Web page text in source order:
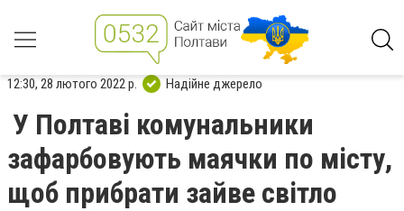
12:30, 28 лютого 2022 р. Надійне джерело
У Полтаві комунальники
зафарбовують маячки по місту,
щоб прибрати зайве світло